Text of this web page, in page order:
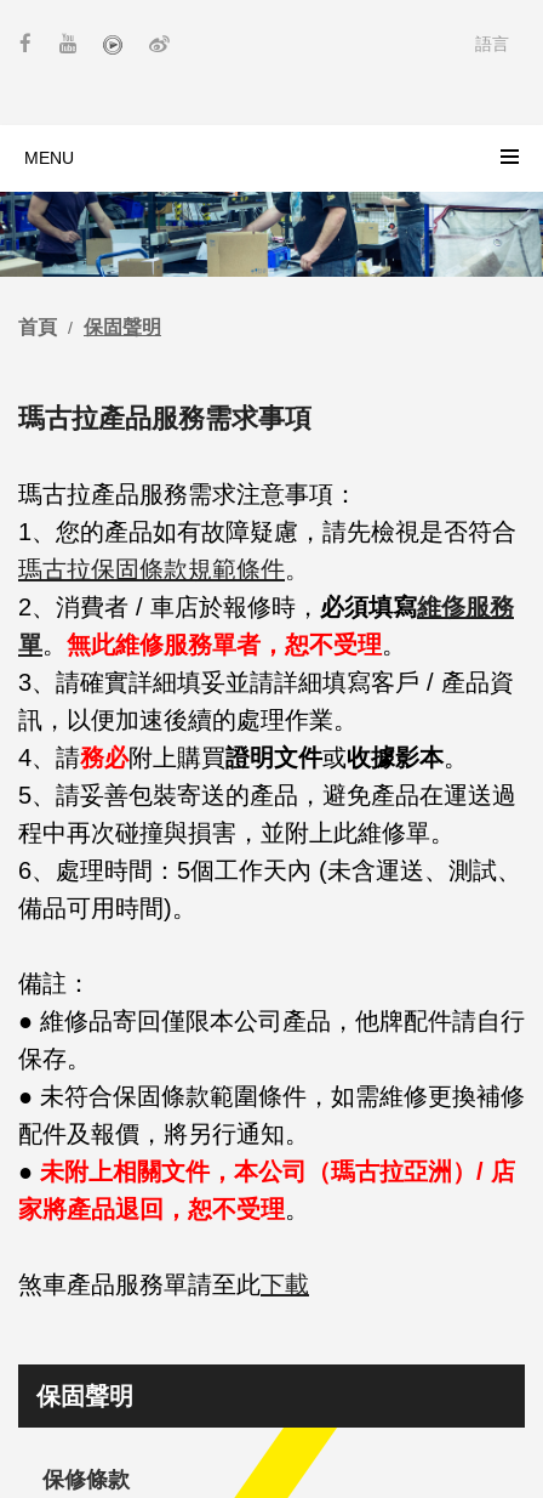
語言
MENU
首頁 保固聲明
瑪古拉產品服務需求事項
瑪古拉產品服務需求注意事項：
1、您的產品如有故障疑慮，請先檢視是否符合
瑪古拉保固條款規範條件。
2、消費者 / 車店於報修時， 必須填寫維俢服務
單。 無此維修服務單者，恕不受理。
3、請確實詳細填妥並請詳細填寫客戶 / 產品資
訊，以便加速後續的處理作業。
4、請務必附上購買證明文件或收據影本。
5、請妥善包裝寄送的產品，避免產品在運送過
程中再次碰撞與損害，並附上此維修單。
6、處理時間：5個工作天內 (未含運送、測試、
備品可用時間)。
備註：
● 維修品寄回僅限本公司產品，他牌配件請自行
保存。
● 未符合保固條款範圍條件，如需維修更換補修
配件及報價，將另行通知。
● 未附上相關文件，本公司（瑪古拉亞洲）/ 店
家將產品退回，恕不受理。
煞車產品服務單請至此下載
保固聲明
保修條款